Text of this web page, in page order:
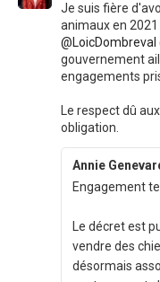
Je suis fière
animaux en
@LoicDombreval
gouvernement
engagements
Le respect dû
obligation.
Annie
Engagement
Le décret est
vendre des
désormais